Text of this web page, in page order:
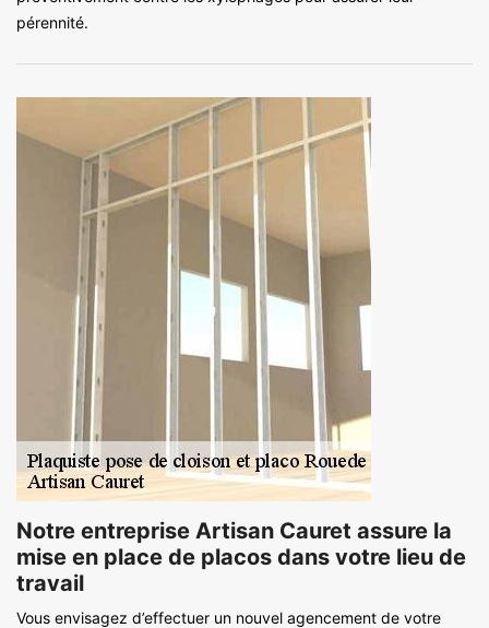
pérennité.
Notre entreprise Artisan Cauret assure la
mise en place de placos dans votre lieu de
travail
Vous envisagez d’effectuer un nouvel agencement de votre